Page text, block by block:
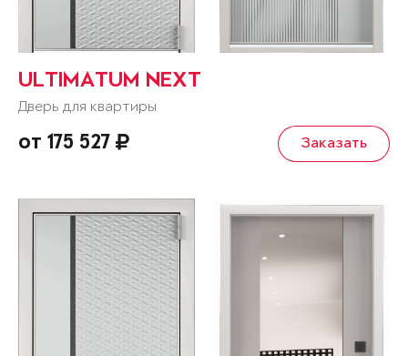
ULTIMATUM NEXT
Дверь для квартиры
от 175 527 Заказать